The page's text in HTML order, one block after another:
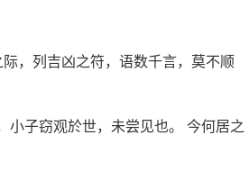
，列吉凶之符，语数千言，莫不顺
小子窃观於世，未尝见也。 今何居之